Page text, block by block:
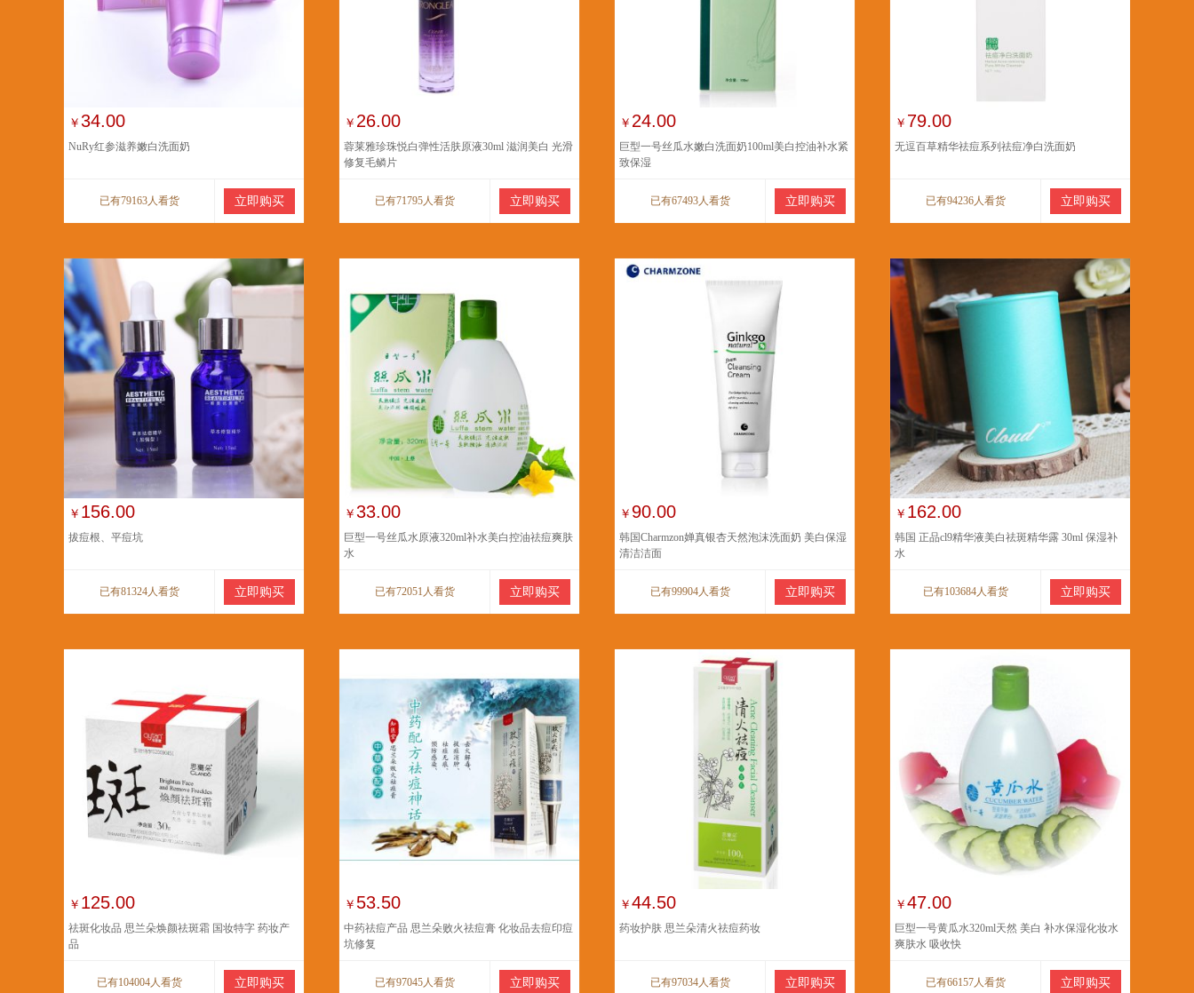
￥34.00
NuRy红参滋养嫩白洗面奶
已有79163人看货 立即购买
￥ 26.00
蓉莱雅珍珠悦白弹性活肤原液30ml 滋润美白 光滑
修复毛鳞片
已有71795人看货 立即购买
￥ 24.00
巨型一号丝瓜水嫩白洗面奶100ml美白控油补水紧
致保湿
已有67493人看货 立即购买
￥ 79.00
无逗百草精华祛痘系列祛痘净白洗面奶
已有94236人看货 立即购买
￥ 156.00
拔痘根、平痘坑
已有81324人看货 立即购买
￥33.00
巨型一号丝瓜水原液320ml补水美白控油祛痘爽肤
水
已有72051人看货 立即购买
￥ 90.00
韩国Charmzon婵真银杏天然泡沫洗面奶 美白保湿
清洁洁面
已有99904人看货 立即购买
￥ 162.00
韩国 正品cl9精华液美白祛斑精华露 30ml 保湿补
水
已有103684人看货 立即购买
￥ 125.00
祛斑化妆品 思兰朵焕颜祛斑霜 国妆特字 药妆产
品
已有104004人看货 立即购买
￥ 53.50
中药祛痘产品 思兰朵败火祛痘膏 化妆品去痘印痘
坑修复
已有97045人看货 立即购买
￥44.50
药妆护肤 思兰朵清火祛痘药妆
已有97034人看货 立即购买
￥47.00
巨型一号黄瓜水320ml天然 美白 补水保湿化妆水
爽肤水 吸收快
已有66157人看货 立即购买